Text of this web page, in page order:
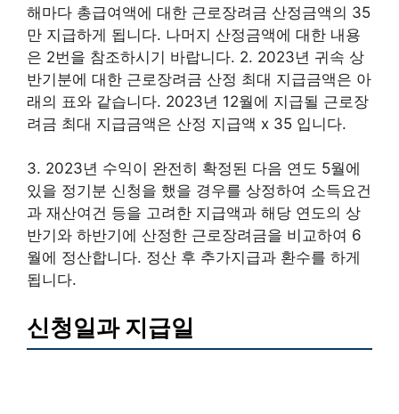
해마다 총급여액에 대한 근로장려금 산정금액의 35
만 지급하게 됩니다. 나머지 산정금액에 대한 내용
은 2번을 참조하시기 바랍니다. 2. 2023년 귀속 상
반기분에 대한 근로장려금 산정 최대 지급금액은 아
래의 표와 같습니다. 2023년 12월에 지급될 근로장
려금 최대 지급금액은 산정 지급액 x 35 입니다.
3. 2023년 수익이 완전히 확정된 다음 연도 5월에
있을 정기분 신청을 했을 경우를 상정하여 소득요건
과 재산여건 등을 고려한 지급액과 해당 연도의 상
반기와 하반기에 산정한 근로장려금을 비교하여 6
월에 정산합니다. 정산 후 추가지급과 환수를 하게
됩니다.
신청일과 지급일